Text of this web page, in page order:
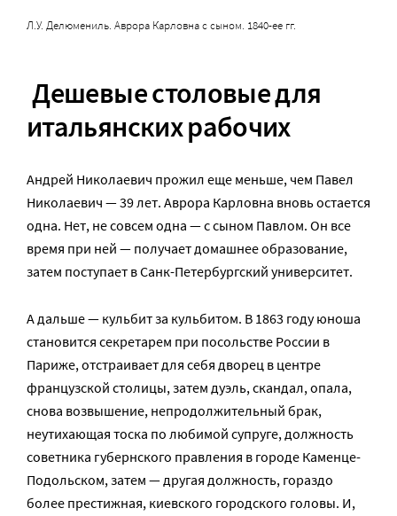
Л.У. Делюмениль. Аврора Карловна с сыном. 1840-ее гг.
Дешевые столовые для
итальянских рабочих
Андрей Николаевич прожил еще меньше, чем Павел
Николаевич — 39 лет. Аврора Карловна вновь остается
одна. Нет, не совсем одна — с сыном Павлом. Он все
время при ней — получает домашнее образование,
затем поступает в Санк-Петербургский университет.
А дальше — кульбит за кульбитом. В 1863 году юноша
становится секретарем при посольстве России в
Париже, отстраивает для себя дворец в центре
французской столицы, затем дуэль, скандал, опала,
снова возвышение, непродолжительный брак,
неутихающая тоска по любимой супруге, должность
советника губернского правления в городе Каменце-
Подольском, затем — другая должность, гораздо
более престижная, киевского городского головы. И,